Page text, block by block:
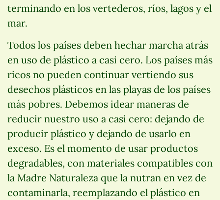
terminando en los vertederos, ríos, lagos y el
mar.
Todos los países deben hechar marcha atrás
en uso de plástico a casi cero. Los países más
ricos no pueden continuar vertiendo sus
desechos plásticos en las playas de los países
más pobres. Debemos idear maneras de
reducir nuestro uso a casi cero: dejando de
producir plástico y dejando de usarlo en
exceso. Es el momento de usar productos
degradables, con materiales compatibles con
la Madre Naturaleza que la nutran en vez de
contaminarla, reemplazando el plástico en